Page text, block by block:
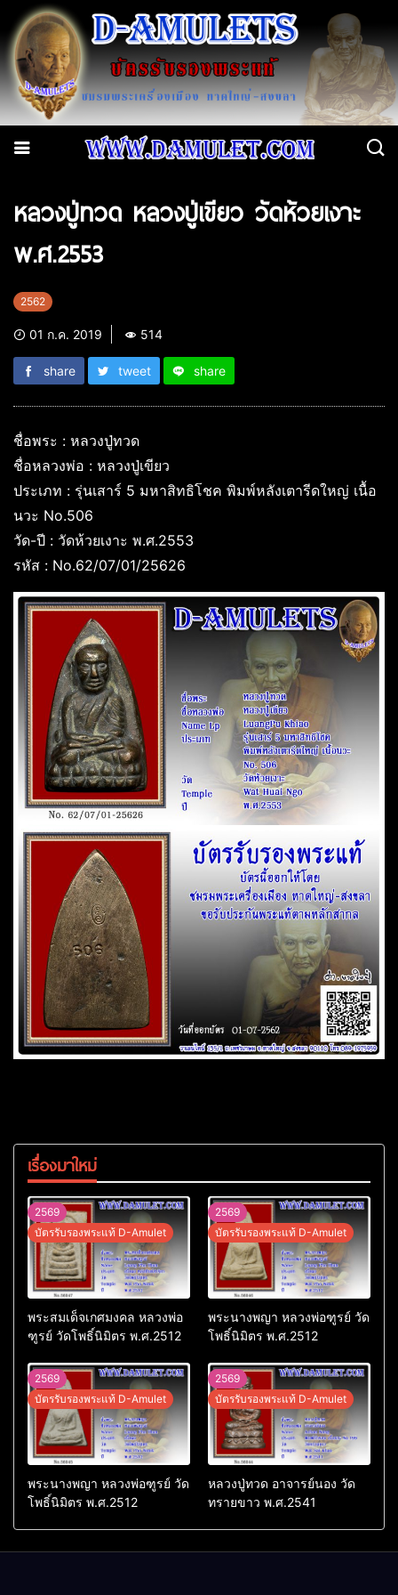
หลวงปู่ทวด หลวงปู่เขียว วัดห้วยเงาะ
พ.ศ.2553
2562
01 ก.ค. 2019 514
share tweet share
ชื่อพระ : หลวงปู่ทวด
ชื่อหลวงพ่อ : หลวงปู่เขียว
ประเภท : รุ่นเสาร์ 5 มหาสิทธิโชค พิมพ์หลังเตารีดใหญ่ เนื้อ
นวะ No.506
วัด-ปี : วัดห้วยเงาะ พ.ศ.2553
รหัส : No.62/07/01/25626
เรื่องมาใหม่
2569
บัตรรับรองพระแท้ D-Amulet
พระสมเด็จเกศมงคล หลวงพ่อ
ฑูรย์ วัดโพธิ์นิมิตร พ.ศ.2512
2569
บัตรรับรองพระแท้ D-Amulet
พระนางพญา หลวงพ่อฑูรย์ วัด
โพธิ์นิมิตร พ.ศ.2512
2569
บัตรรับรองพระแท้ D-Amulet
พระนางพญา หลวงพ่อฑูรย์ วัด
โพธิ์นิมิตร พ.ศ.2512
2569
บัตรรับรองพระแท้ D-Amulet
หลวงปู่ทวด อาจารย์นอง วัด
ทรายขาว พ.ศ.2541